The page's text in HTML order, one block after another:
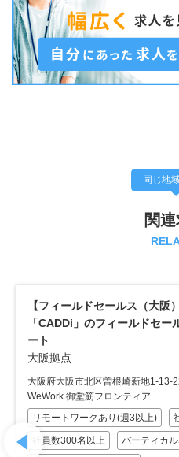
同じ地
関
【フィールドセールス（大
「CADDi」のフィールドセ
ート
大阪拠点
大阪府大阪市北区曽根崎新地1-13-
WeWork 御堂筋フロンティア
リモートワークあり(週3以上)
社員数300名以上 バーティカ